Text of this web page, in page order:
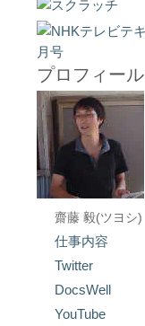
プロフィール
齋藤 毅(ツヨシ)
仕事内容
Twitter
DocsWell
YouTube